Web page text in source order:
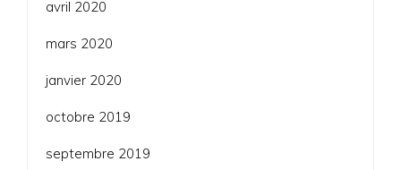
avril 2020
mars 2020
janvier 2020
octobre 2019
septembre 2019